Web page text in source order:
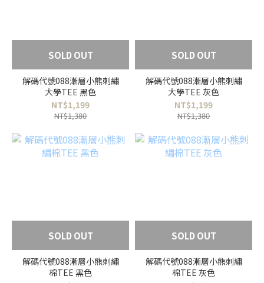
SOLD OUT
解碼代號088漸層小熊刺繡
大學TEE 黑色
NT$1,199
NT$1,380
SOLD OUT
解碼代號088漸層小熊刺繡
大學TEE 灰色
NT$1,199
NT$1,380
SOLD OUT
解碼代號088漸層小熊刺繡
棉TEE 黑色
SOLD OUT
解碼代號088漸層小熊刺繡
棉TEE 灰色